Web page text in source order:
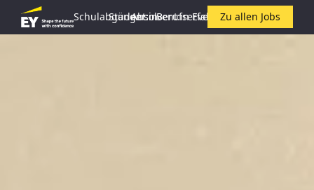
Schulabgänger:in
Student:in
Absolvent:in
Berufserfahrene:r
EventsZu allen Jobs